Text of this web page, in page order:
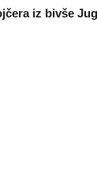
iz bivše